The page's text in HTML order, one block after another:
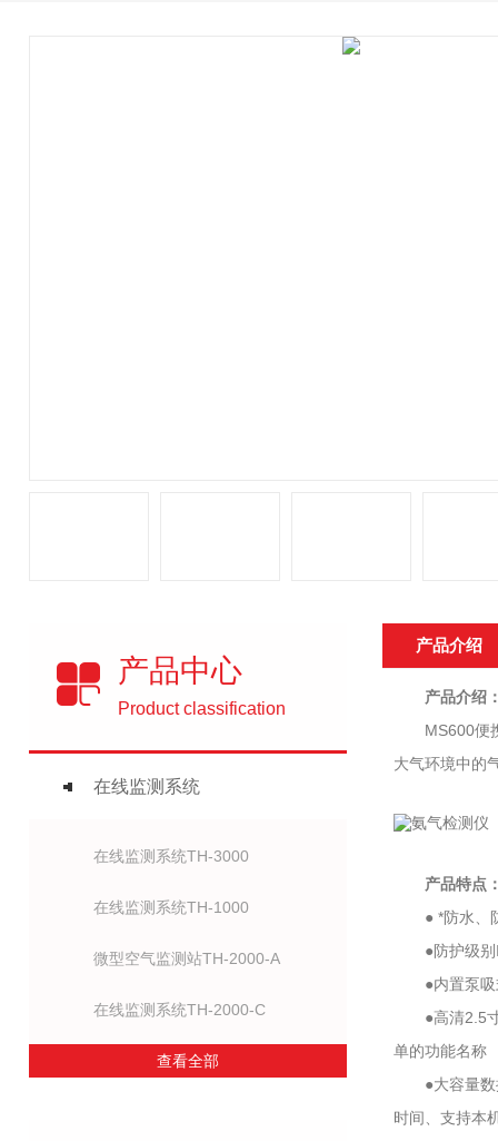
产品中心
Product classification
在线监测系统
在线监测系统TH-3000
在线监测系统TH-1000
微型空气监测站TH-2000-A
在线监测系统TH-2000-C
查看全部
产品介绍
产品介绍
MS600便携
大气环境中的
产品特点
● *防水、防
●防护级别
●内置泵吸式
●高清2.5寸
单的功能名称
●大容量数据
时间、支持本